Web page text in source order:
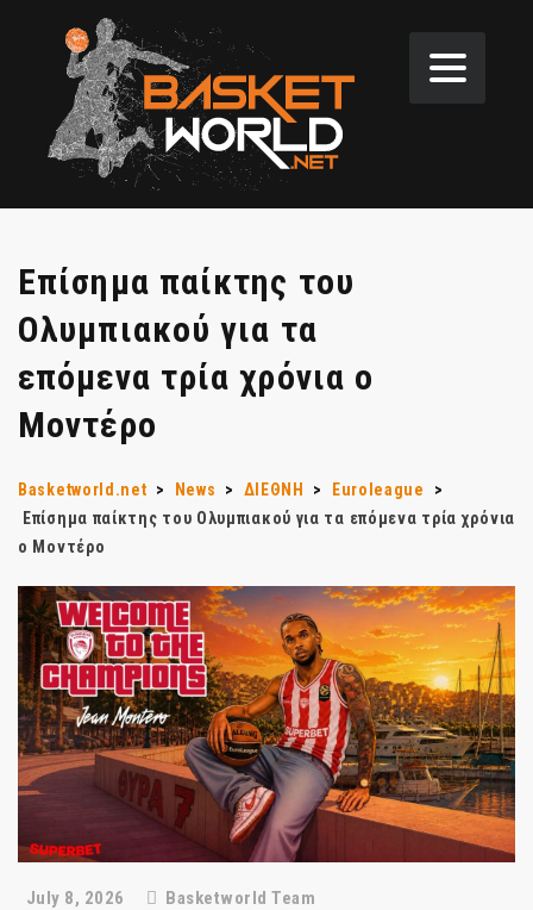
Επίσημα παίκτης του
Ολυμπιακού για τα
επόμενα τρία χρόνια ο
Μοντέρο
Basketworld.net > News > ΔΙΕΘΝΗ > Euroleague
>
Επίσημα παίκτης του Ολυμπιακού για τα επόμενα τρία χρόνια
ο Μοντέρο
July 8, 2026 Basketworld Team